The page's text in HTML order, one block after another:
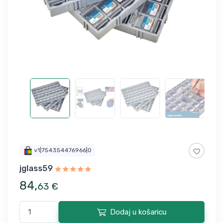
v1|754354476966|0
jglass59
84,63 €
Dodaj u košaricu